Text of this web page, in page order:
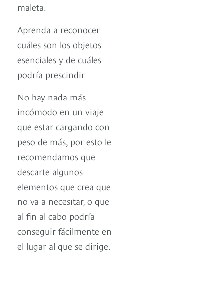
maleta.
Aprenda a reconocer
cuáles son los objetos
esenciales y de cuáles
podría prescindir
No hay nada más
incómodo en un viaje
que estar cargando con
peso de más, por esto le
recomendamos que
descarte algunos
elementos que crea que
no va a necesitar, o que
al fin al cabo podría
conseguir fácilmente en
el lugar al que se dirige.